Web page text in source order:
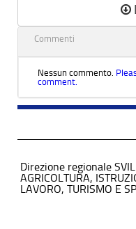
Commenti
Nessun commento.
comment.
Direzione regionale
AGRICOLTURA,
LAVORO, TURISMO E